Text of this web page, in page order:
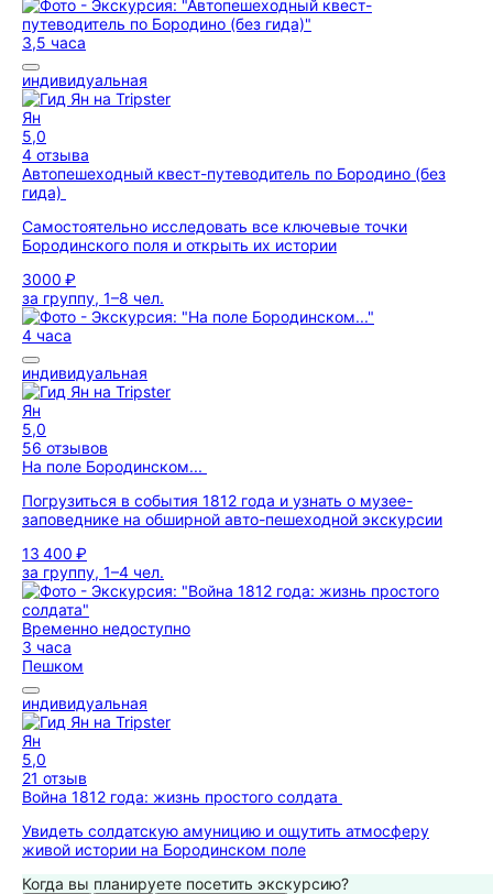
3,5 часа
индивидуальная
Ян
5,0
4 отзыва
Автопешеходный квест-путеводитель по Бородино (без
гида)
Самостоятельно исследовать все ключевые точки
Бородинского поля и открыть их истории
3000 ₽
за группу, 1–8 чел.
4 часа
индивидуальная
Ян
5,0
56 отзывов
На поле Бородинском...
Погрузиться в события 1812 года и узнать о музее-
заповеднике на обширной авто-пешеходной экскурсии
13 400 ₽
за группу, 1–4 чел.
Временно недоступно
3 часа
Пешком
индивидуальная
Ян
5,0
21 отзыв
Война 1812 года: жизнь простого солдата
Увидеть солдатскую амуницию и ощутить атмосферу
живой истории на Бородинском поле
Когда вы планируете посетить экскурсию?